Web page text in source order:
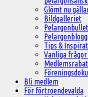
Glömt nu
Bildgalleriet
Tips &
Vanliga frågor
Bli medlem
För förtroendevalda